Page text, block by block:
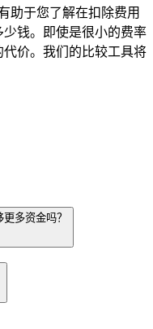
助于您了解在扣除费用
钱。即使是很小的费率
价。我们的比较工具将
多资金吗？